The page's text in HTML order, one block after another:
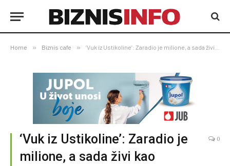
Home » Biznis cafe » ‘Vuk iz Ustikoline’: Zaradio je milione, a sada živi kao beskućnik i ni za čim ne žali
‘Vuk iz Ustikoline’: Zaradio je
milione, a sada živi kao
0